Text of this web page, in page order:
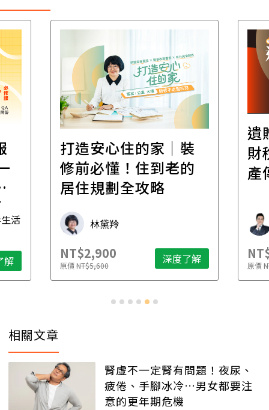
活
解
打造安心住的家｜裝
修前必懂！住到老的
居住規劃全攻略
林黛羚
NT$2,900
原價NT$5,600 深度了解
遺
財
產
原價
相關文章
腎虛不一定腎有問題！夜尿、
疲倦、手腳冰冷…男女都要注
意的更年期危機